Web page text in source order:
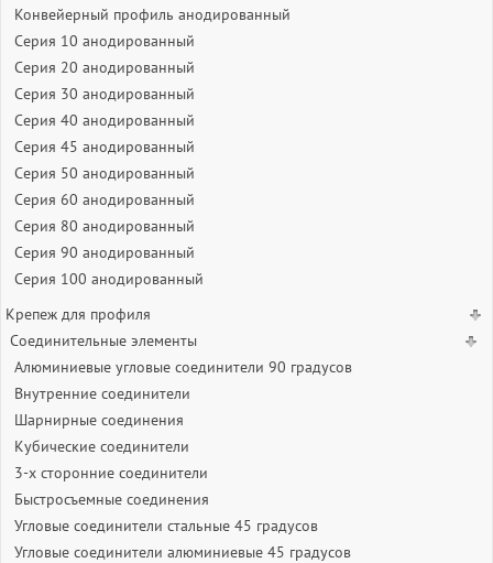
Конвейерный профиль анодированный
Серия 10 анодированный
Серия 20 анодированный
Серия 30 анодированный
Серия 40 анодированный
Серия 45 анодированный
Серия 50 анодированный
Серия 60 анодированный
Серия 80 анодированный
Серия 90 анодированный
Серия 100 анодированный
Крепеж для профиля
Соединительные элементы
Алюминиевые угловые соединители 90 градусов
Внутренние соединители
Шарнирные соединения
Кубические соединители
3-х сторонние соединители
Быстросъемные соединения
Угловые соединители стальные 45 градусов
Угловые соединители алюминиевые 45 градусов